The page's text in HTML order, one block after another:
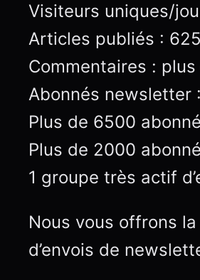
Visiteurs uniques/
Articles publiés : 625
Commentaires :
Abonnés newsletter
Plus de 6500
Plus de 2000
1 groupe très actif
Nous vous offrons
d’envois de